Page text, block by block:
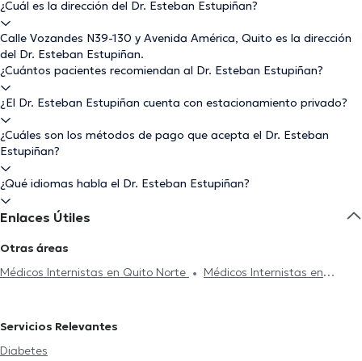
¿Cuál es la dirección del Dr. Esteban Estupiñan?
Calle Vozandes N39-130 y Avenida América, Quito es la dirección
del Dr. Esteban Estupiñan.
¿Cuántos pacientes recomiendan al Dr. Esteban Estupiñan?
¿El Dr. Esteban Estupiñan cuenta con estacionamiento privado?
¿Cuáles son los métodos de pago que acepta el Dr. Esteban
Estupiñan?
¿Qué idiomas habla el Dr. Esteban Estupiñan?
Enlaces Útiles
Otras áreas
Médicos Internistas en Quito Norte
Médicos Internistas en
Servicios Relevantes
Diabetes